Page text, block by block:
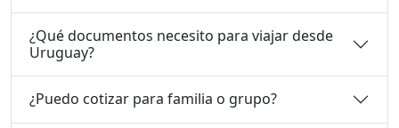
¿Qué documentos necesito para viajar desde
Uruguay?
¿Puedo cotizar para familia o grupo?